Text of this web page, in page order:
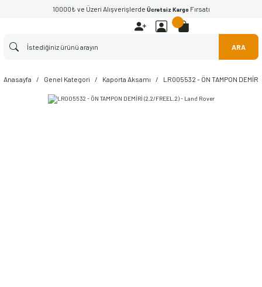
10000₺ ve Üzeri Alışverişlerde Ücretsiz Kargo Fırsatı
ARA
Anasayfa Genel Kategori Kaporta Aksamı LR005532 - ÖN TAMPON